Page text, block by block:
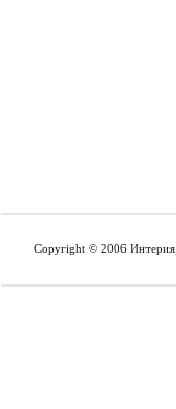
Copyright © 2006 Интерия,